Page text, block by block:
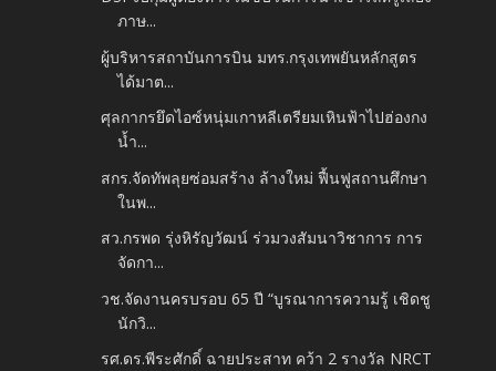
ภาษ...
ผู้บริหารสถาบันการบิน มทร.กรุงเทพยันหลักสูตร
ได้มาต...
ศุลกากรยึดไอซ์หนุ่มเกาหลีเตรียมเหินฟ้าไปฮ่องกง
น้ำ...
สกร.จัดทัพลุยซ่อมสร้าง ล้างใหม่ ฟื้นฟูสถานศึกษา
ในพ...
สว.กรพด รุ่งหิรัญวัฒน์ ร่วมวงสัมนาวิชาการ การ
จัดกา...
วช.จัดงานครบรอบ 65 ปี “บูรณาการความรู้ เชิดชู
นักวิ...
รศ.ดร.พีระศักดิ์ ฉายประสาท คว้า 2 รางวัล NRCT